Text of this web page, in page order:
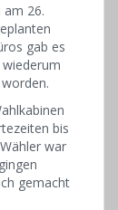
am 26.
gab es
bis
war
gemacht